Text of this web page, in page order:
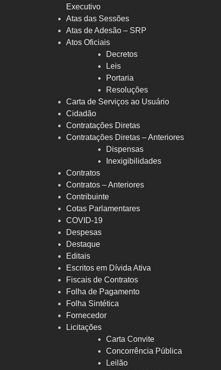
Executivo
Atas das Sessões
Atas de Adesão – SRP
Atos Oficiais
Decretos
Leis
Portaria
Resoluções
Carta de Serviços ao Usuário
Cidadão
Contratações Diretas
Contratações Diretas – Anteriores
Dispensas
Inexigibilidades
Contratos
Contratos – Anteriores
Contribuinte
Cotas Parlamentares
COVID-19
Despesas
Destaque
Editais
Escritos em Dívida Ativa
Fiscais de Contratos
Folha de Pagamento
Folha Sintética
Fornecedor
Licitações
Carta Convite
Concorrência Pública
Leilão